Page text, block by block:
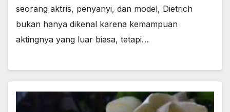
seorang aktris, penyanyi, dan model, Dietrich
bukan hanya dikenal karena kemampuan
aktingnya yang luar biasa, tetapi…